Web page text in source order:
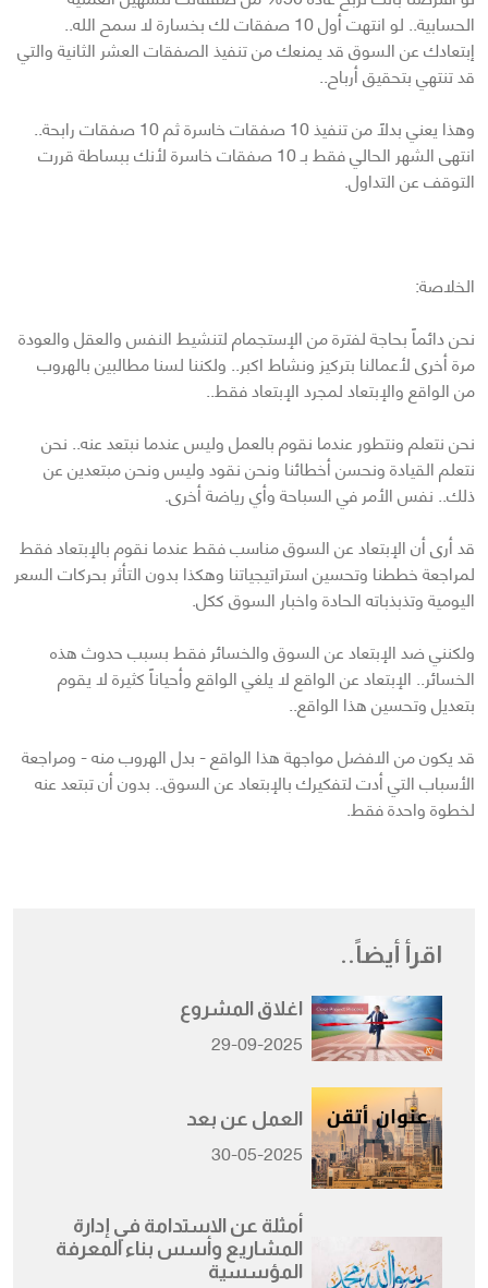
الحسابية.. لو انتهت أول 10 صفقات لك بخسارة لا سمح الله..
إبتعادك عن السوق قد يمنعك من تنفيذ الصفقات العشر الثانية والتي
قد تنتهي بتحقيق أرباح..
وهذا يعني بدلاً من تنفيذ 10 صفقات خاسرة ثم 10 صفقات رابحة..
انتهى الشهر الحالي فقط بـ 10 صفقات خاسرة لأنك ببساطة قررت
التوقف عن التداول.
الخلاصة:
نحن دائماً بحاجة لفترة من الإستجمام لتنشيط النفس والعقل والعودة
مرة أخرى لأعمالنا بتركيز ونشاط اكبر.. ولكننا لسنا مطالبين بالهروب
من الواقع والإبتعاد لمجرد الإبتعاد فقط..
نحن نتعلم ونتطور عندما نقوم بالعمل وليس عندما نبتعد عنه.. نحن
نتعلم القيادة ونحسن أخطائنا ونحن نقود وليس ونحن مبتعدين عن
ذلك.. نفس الأمر في السباحة وأي رياضة أخرى.
قد أرى أن الإبتعاد عن السوق مناسب فقط عندما نقوم بالإبتعاد فقط
لمراجعة خططنا وتحسين استراتيجياتنا وهكذا بدون التأثر بحركات السعر
اليومية وتذبذباته الحادة واخبار السوق ككل.
ولكنني ضد الإبتعاد عن السوق والخسائر فقط بسبب حدوث هذه
الخسائر.. الإبتعاد عن الواقع لا يلغي الواقع وأحياناً كثيرة لا يقوم
بتعديل وتحسين هذا الواقع..
قد يكون من الافضل مواجهة هذا الواقع - بدل الهروب منه - ومراجعة
الأسباب التي أدت لتفكيرك بالإبتعاد عن السوق.. بدون أن تبتعد عنه
لخطوة واحدة فقط.
اقرأ أيضاً..
اغلاق المشروع
29-09-2025
العمل عن بعد
30-05-2025
أمثلة عن الاستدامة في إدارة
المشاريع وأسس بناء المعرفة
المؤسسية